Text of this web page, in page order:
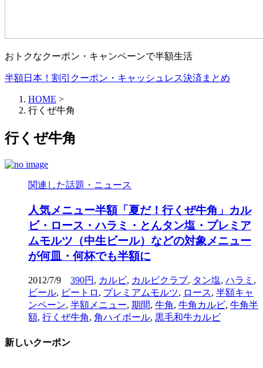
おトクなクーポン・キャンペーンで半額生活
半額日本！割引クーポン・キャッシュレス決済まとめ
HOME >
行くぜ牛角
行くぜ牛角
関連した話題・ニュース
人気メニュー半額「夏だ！行くぜ牛角」カル
ビ・ロース・ハラミ・とんタン塩・プレミア
ムモルツ（中生ビール）などの対象メニュー
が何皿・何杯でも半額に
2012/7/9 390円 , カルビ, カルビクラブ, タン塩, ハラミ ,
ビール, ピートロ , プレミアムモルツ, ロース, 半額キャ
ンペーン, 半額メニュー, 期間, 牛角, 牛角カルビ, 牛角半
額, 行くぜ牛角, 角ハイボール, 黒毛和牛カルビ
新しいクーポン